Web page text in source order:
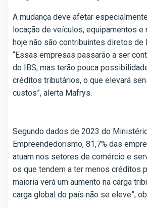
A mudança deve afetar
locação de veículos, equipamentos e
hoje não são contribuintes diretos de
“Essas empresas passarão a ser
do IBS, mas terão pouca
créditos tributários, o que elevará
custos”, alerta Mafrys.
Segundo dados de 2023 do
Empreendedorismo, 81,7% das
atuam nos setores de comércio e
os que tendem a ter menos créditos
maioria verá um aumento na carga
carga global do país não se eleve”,